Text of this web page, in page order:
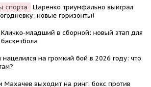
спорта
Царенко триумфально выиграл
новые горизонты!
Кличко-младший в сборной: новый этап для
нацелился на громкий бой в 2026 году: что
Махачев выходит на ринг: бокс против